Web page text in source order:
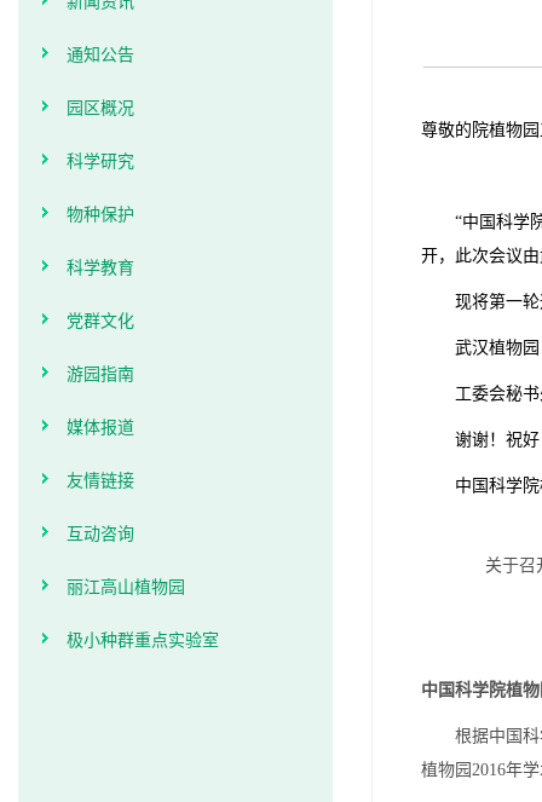
通知公告
园区概况
科学研究
物种保护
科学教育
党群文化
游园指南
媒体报道
友情链接
互动咨询
丽江高山植物园
极小种群重点实验室
尊敬的院植物
“中国科学
开，此次会议
现将第一
武汉植物
工委会秘
谢谢！祝
中国科学
关于召
中国科学院植
根据中国
植物园2016年